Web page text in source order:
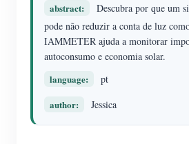
Medidor virtual
Sistema de previsão e
Loja
Recursos
abstract:
Descubra por que um
pode não reduzir a conta de luz
IAMMETER ajuda a monitorar
autoconsumo e economia solar.
language:
pt
author:
Jessica